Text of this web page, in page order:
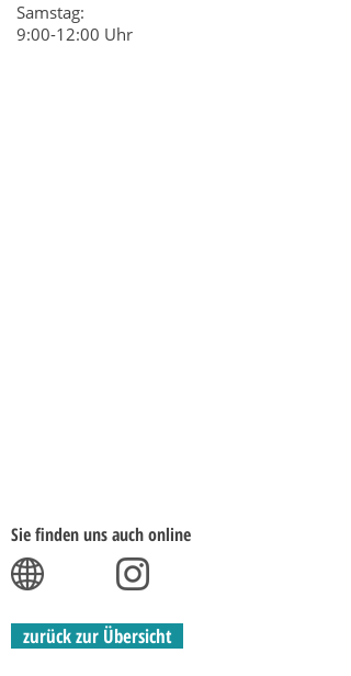
Samstag:
9:00-12:00 Uhr
Sie finden uns auch online
zurück zur Übersicht